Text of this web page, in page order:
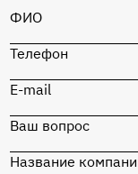
Отладочная плата
MIK32 Амур с
комплектующих
ФИО
Телефон
E-mail
Ваш вопрос
Название